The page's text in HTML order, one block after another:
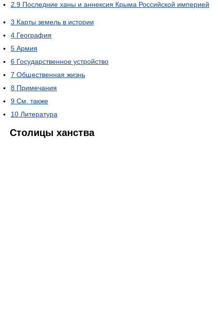
2.9 Последние ханы и аннексия Крыма Российской империей
3 Карты земель в истории
4 География
5 Армия
6 Государственное устройство
7 Общественная жизнь
8 Примечания
9 См. также
10 Литература
Столицы ханства